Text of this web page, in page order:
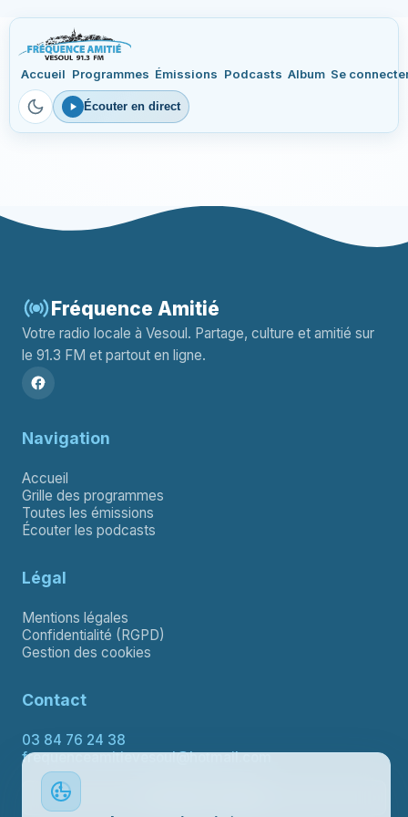
Accueil Programmes Émissions Podcasts Album Se
Écouter en direct
Fréquence Amitié
Votre radio locale à Vesoul. Partage, culture et amitié sur
le 91.3 FM et partout en ligne.
Navigation
Accueil
Grille des programmes
Toutes les émissions
Écouter les podcasts
Légal
Mentions légales
Confidentialité (RGPD)
Gestion des cookies
Contact
03 84 76 24 38
frequenceamitievesoul@hotmail.com